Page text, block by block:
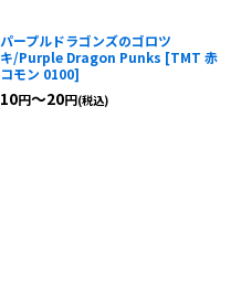
パープルドラゴンズのゴロツ
キ/Purple Dragon Punks [TMT 赤
コモン 0100]
10円～20円(税込)